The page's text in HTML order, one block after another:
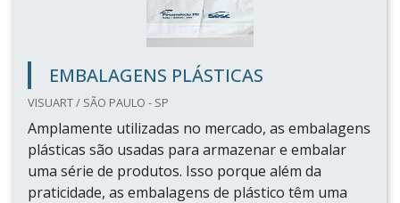
EMBALAGENS PLÁSTICAS
VISUART / SÃO PAULO - SP
Amplamente utilizadas no mercado, as embalagens
plásticas são usadas para armazenar e embalar
uma série de produtos. Isso porque além da
praticidade, as embalagens de plástico têm uma